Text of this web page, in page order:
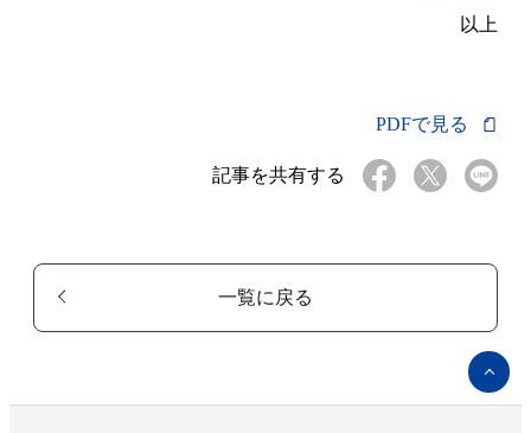
以上
PDFで見る
記事を共有する
一覧に戻る
ペ
ー
ジ